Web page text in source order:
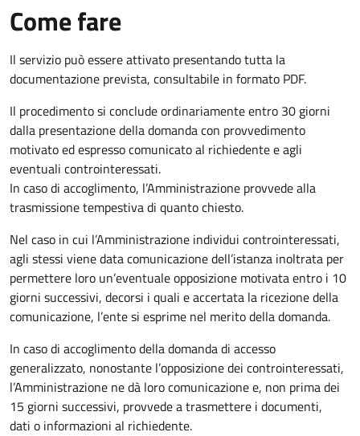
Come fare
Il servizio può essere attivato presentando tutta la
documentazione prevista, consultabile in formato PDF.
Il procedimento si conclude ordinariamente entro 30 giorni
dalla presentazione della domanda con provvedimento
motivato ed espresso comunicato al richiedente e agli
eventuali controinteressati.
In caso di accoglimento, l’Amministrazione provvede alla
trasmissione tempestiva di quanto chiesto.
Nel caso in cui l’Amministrazione individui controinteressati,
agli stessi viene data comunicazione dell’istanza inoltrata per
permettere loro un’eventuale opposizione motivata entro i 10
giorni successivi, decorsi i quali e accertata la ricezione della
comunicazione, l’ente si esprime nel merito della domanda.
In caso di accoglimento della domanda di accesso
generalizzato, nonostante l’opposizione dei controinteressati,
l’Amministrazione ne dà loro comunicazione e, non prima dei
15 giorni successivi, provvede a trasmettere i documenti,
dati o informazioni al richiedente.